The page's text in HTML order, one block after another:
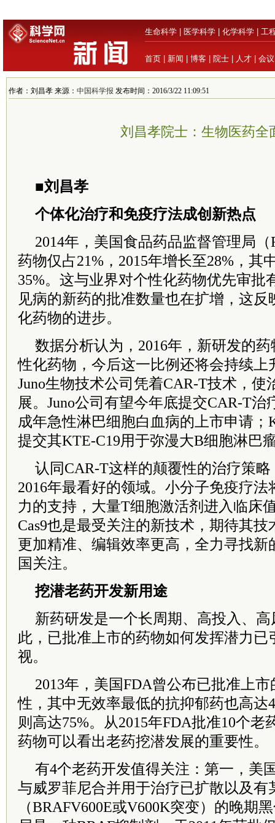
生命科学 医学科学 化学科学 工
首页 新闻 博客 院士 人才 会议
作者：刘昌孝 来源： 中国科学报 发布时间：2016/3/22 11:09:51
刘昌孝院士：生物医药全
■刘昌孝
个体化治疗和免疫疗法成创新热点
2014年，美国食品药品监督管理局
药物仅占21%，2015年增长至28%，其
35%。这与业界对个性化药物优先审批
见病的新药的批准数量也在扩增，这
化药物的进步。
数据分析认为，2016年，新研发的
性化药物，今后这一比例还将会持续上
Juno生物技术公司凭着CAR-T技术，使
展。Juno公司有望今年底提交CAR-T治
成年急性淋巴细胞白血病的上市申请；
提交其KTE-C19用于弥漫大B细胞淋巴
认同CAR-T这样的颠覆性的治疗策
2016年最看好的领域。小分子免疫疗
力的支持，大量T细胞激活剂进入临床
Cas9也是最受关注的新技术，期待其
更加精准、编辑效率更高，全力寻找新
国关注。
挖潜老药开发新用途
新药研发是一个长周期、高投入、
此，已批准上市的药物如何发挥潜力已
视。
2013年，美国FDA曾公布已批准上
性，其中无效率最低的抗抑郁药也高达
则高达75%。从2015年FDA批准10个老
药物可以看出老药挖潜发展的重要性。
有4个老药开发值得关注：第一，美
与威罗菲尼合并用于治疗已扩散以及有
（BRAFV600E或V600K突变）的晚期